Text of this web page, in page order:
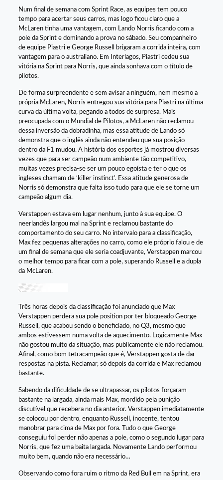
Num final de semana com Sprint Race, as equipes tem pouco
tempo para acertar seus carros, mas logo ficou claro que a
McLaren tinha uma vantagem, com Lando Norris ficando com a
pole da Sprint e dominando a prova no sábado. Seu companheiro
de equipe Piastri e George Russell brigaram a corrida inteira, com
vantagem para o australiano. Em Interlagos, Piastri cedeu sua
vitória na Sprint para Norris, que ainda sonhava com o título de
pilotos.
De forma surpreendente e sem avisar a ninguém, nem mesmo a
própria McLaren, Norris entregou sua vitória para Piastri na última
curva da última volta, pegando a todos de surpresa. Mais
preocupada com o Mundial de Pilotos, a McLaren não reclamou
dessa inversão da dobradinha, mas essa atitude de Lando só
demonstra que o inglês ainda não entendeu que sua posição
dentro da F1 mudou. A história dos esportes já mostrou diversas
vezes que para ser campeão num ambiente tão competitivo,
muitas vezes precisa-se ser um pouco egoísta e ter o que os
ingleses chamam de ‘killer instinct’. Essa atitude generosa de
Norris só demonstra que falta isso tudo para que ele se torne um
campeão algum dia.
Verstappen estava em lugar nenhum, junto à sua equipe. O
neerlandês largou mal na Sprint e reclamou bastante do
comportamento do seu carro. No intervalo para a classificação,
Max fez pequenas alterações no carro, como ele próprio falou e de
um final de semana que ele seria coadjuvante, Verstappen marcou
o melhor tempo para ficar com a pole, superando Russell e a dupla
da McLaren.
Três horas depois da classificação foi anunciado que Max
Verstappen perdera sua pole position por ter bloqueado George
Russell, que acabou sendo o beneficiado, no Q3, mesmo que
ambos estivessem numa volta de aquecimento. Logicamente Max
não gostou muito da situação, mas publicamente ele não reclamou.
Afinal, como bom tetracampeão que é, Verstappen gosta de dar
respostas na pista. Reclamar, só depois da corrida e Max reclamou
bastante.
Sabendo da dificuldade de se ultrapassar, os pilotos forçaram
bastante na largada, ainda mais Max, mordido pela punição
discutível que recebera no dia anterior. Verstappen imediatamente
se colocou por dentro, enquanto Russell, inocente, tentou
manobrar para cima de Max por fora. Tudo o que George
conseguiu foi perder não apenas a pole, como o segundo lugar para
Norris, que fez uma baita largada. Novamente Lando performou
muito bem, quando não era necessário…
Observando como fora ruim o ritmo da Red Bull em na Sprint, era